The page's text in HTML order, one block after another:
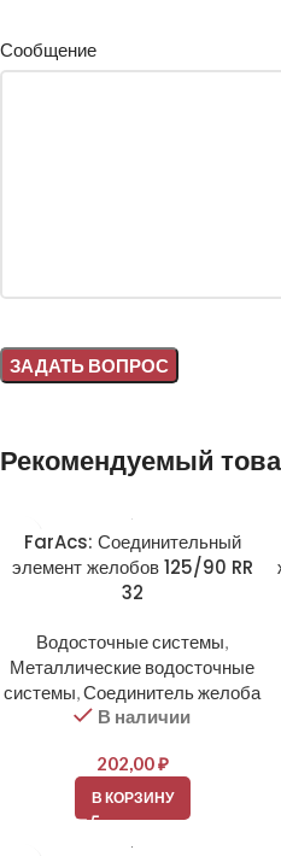
Сообщение
Рекомендуемый
FarAcs: Соединительный
элемент желобов 125/90 RR
32
Водосточные системы,
Металлические водосточные
системы,Соединитель желоба
В наличии
202,00₽
В КОРЗИНУ